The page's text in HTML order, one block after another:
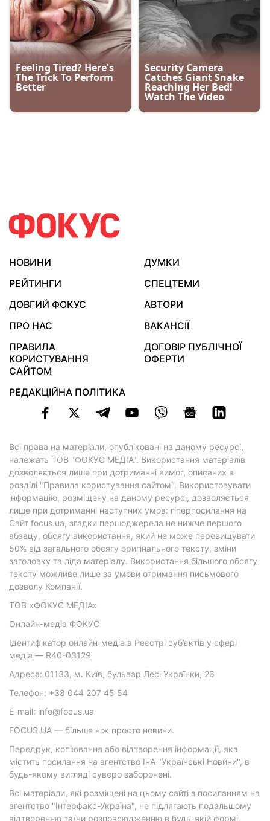
НОВИНИ
ДУМКИ
РЕЙТИНГИ
СПЕЦТЕМИ
ДОВГИЙ ФОКУС
АВТОРИ
ПРО НАС
ВАКАНСІЇ
ПРАВИЛА
КОРИСТУВАННЯ
САЙТОМ
ДОГОВІР ПУБЛІЧНОЇ
ОФЕРТИ
РЕДАКЦІЙНА ПОЛІТИКА
Всі права на матеріали, опубліковані на даному ресурсі,
належать ТОВ "ФОКУС МЕДІА". Використання матеріалів
дозволяється лише при дотриманні вимог, описаних в
розділі "Правила користування сайтом". Використовувати
інформацію, розміщену на даному ресурсі, дозволяється
лише при дотриманні наступних умов: гіперпосилання на
Cайт focus.ua, згадки першоджерела не нижче першого
абзацу, обсягу використання, який не може перевищувати
50% від загального обсягу оригінального тексту, зміни
заголовку та ліда матеріалу. Використання більшого обсягу
тексту можливе лише за умови отримання письмового
дозволу Компанії.
ТОВ «ФОКУС МЕДІА»
Онлайн-медіа ФОКУС
Ідентифікатор онлайн-медіа в Реєстрі суб’єктів у сфері
медіа — R40-03129
Адреса: 01133, м. Київ, бульвар Лесі Українки, 26
Телефон: +38 044 207 45 54
E-mail: info@focus.ua
FOCUS.UA — більше ніж просто новини.
Передрук, копіювання або відтворення інформації, яка
містить посилання на агентство ІнА "Українські Новини", в
будь-якому вигляді суворо заборонені.
Всі матеріали, які розміщені на цьому сайті з посиланням на
агентство "Інтерфакс-Україна", не підлягають подальшому
відтворенню та/чи розповсюдженню в будь-якій формі,